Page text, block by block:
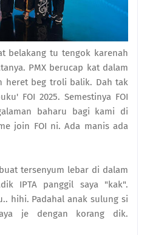
belakang tu tengok karenah
PMX berucap kat dalam
heret beg troli balik. Dah tak
FOI 2025. Semestinya FOI
baharu bagi kami di
join FOI ni. Ada manis ada
tersenyum lebar di dalam
IPTA panggil saya "kak".
hihi. Padahal anak sulung si
je dengan korang dik.